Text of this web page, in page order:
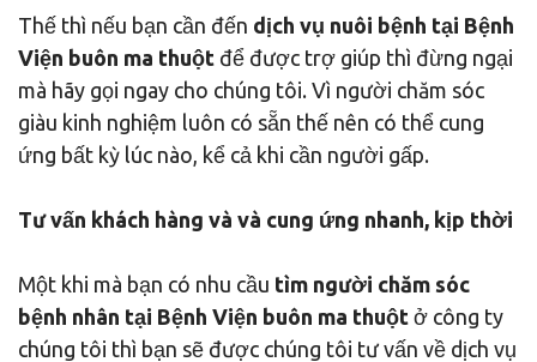
Thế thì nếu bạn cần đến dịch vụ nuôi bệnh tại Bệnh
Viện buôn ma thuột để được trợ giúp thì đừng ngại
mà hãy gọi ngay cho chúng tôi. Vì người chăm sóc
giàu kinh nghiệm luôn có sẵn thế nên có thể cung
ứng bất kỳ lúc nào, kể cả khi cần người gấp.
Tư vấn khách hàng và và cung ứng nhanh, kịp thời
Một khi mà bạn có nhu cầu tìm người chăm sóc
bệnh nhân tại Bệnh Viện buôn ma thuột ở công ty
chúng tôi thì bạn sẽ được chúng tôi tư vấn về dịch vụ